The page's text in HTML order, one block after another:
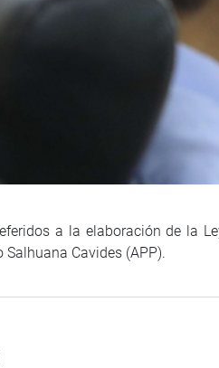
a la elaboración de la
Cavides (APP).